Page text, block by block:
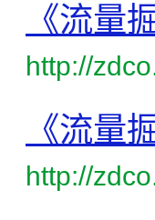
《流量
http://
《流量
http://